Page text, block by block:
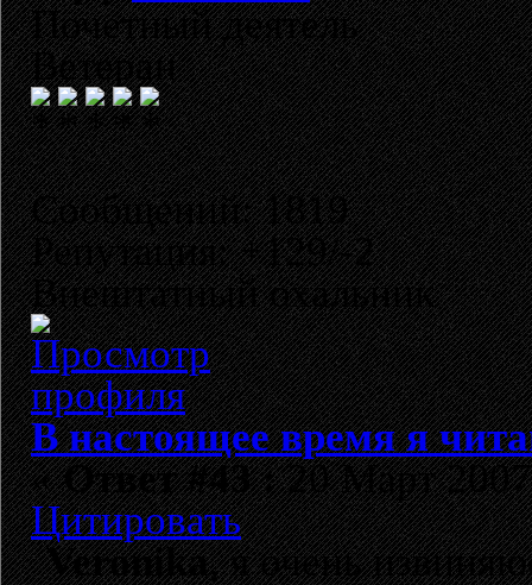
Почетный деятель
Ветеран
Сообщений: 1819
Репутация: +129/-2
Внештатный охальник
В настоящее время я
«Ответ #43 :20 Март
Цитировать
Veronika, я очень